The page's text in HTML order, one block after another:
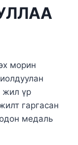
морин
жил үр
гаргасан
медаль